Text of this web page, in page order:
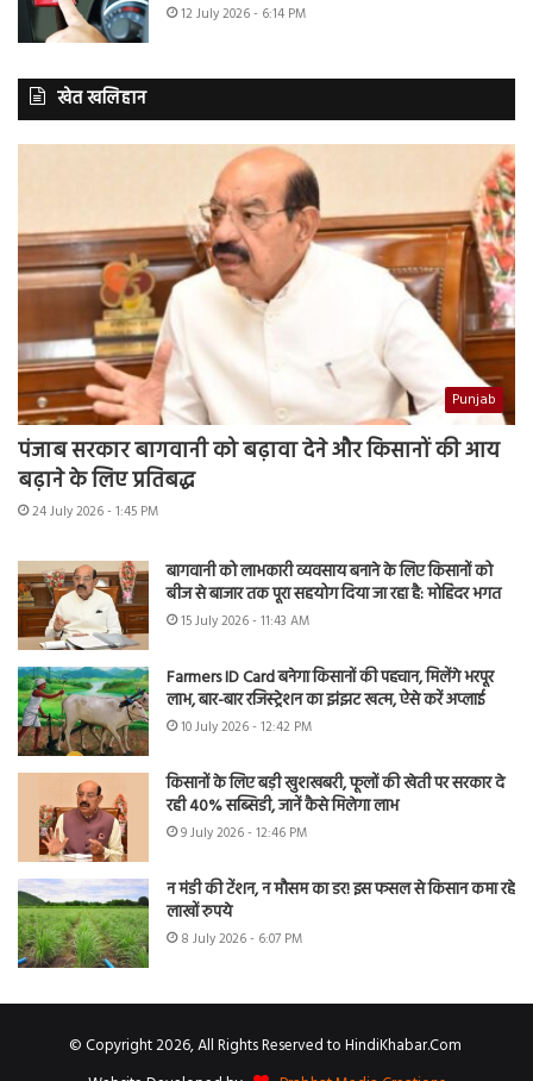
12 July 2026 - 6:14 PM
खेत खलिहान
Punjab
पंजाब सरकार बागवानी को बढ़ावा देने और किसानों की आय
बढ़ाने के लिए प्रतिबद्ध
24 July 2026 - 1:45 PM
बागवानी को लाभकारी व्यवसाय बनाने के लिए किसानों को
बीज से बाजार तक पूरा सहयोग दिया जा रहा है: मोहिंदर भगत
15 July 2026 - 11:43 AM
Farmers ID Card बनेगा किसानों की पहचान, मिलेंगे भरपूर
लाभ, बार-बार रजिस्ट्रेशन का झंझट खत्म, ऐसे करें अप्लाई
10 July 2026 - 12:42 PM
किसानों के लिए बड़ी खुशखबरी, फूलों की खेती पर सरकार दे
रही 40% सब्सिडी, जानें कैसे मिलेगा लाभ
9 July 2026 - 12:46 PM
न मंडी की टेंशन, न मौसम का डर! इस फसल से किसान कमा रहे
लाखों रुपये
8 July 2026 - 6:07 PM
© Copyright 2026, All Rights Reserved to HindiKhabar.Com